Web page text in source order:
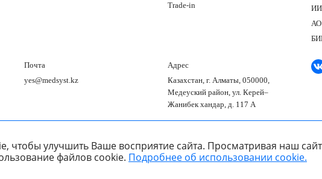
Trade-in
АО
Почта
yes@medsyst.kz
Адрес
Казахстан, г. Алматы, 050000,
Медеуский район, ул. Керей–
Жанибек хандар, д. 117 А
ООО «Медицинские Системы и Технологии» © 2007 - 2026.
чтобы улучшить Ваше восприятие сайта. Просматривая наш
файлов cookie. Подробнее об использовании cookie.